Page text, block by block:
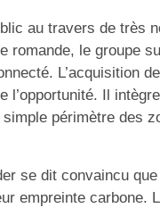
au travers de très
romande, le groupe
L’acquisition
l’opportunité. Il
périmètre des
se dit convaincu
empreinte carbone.